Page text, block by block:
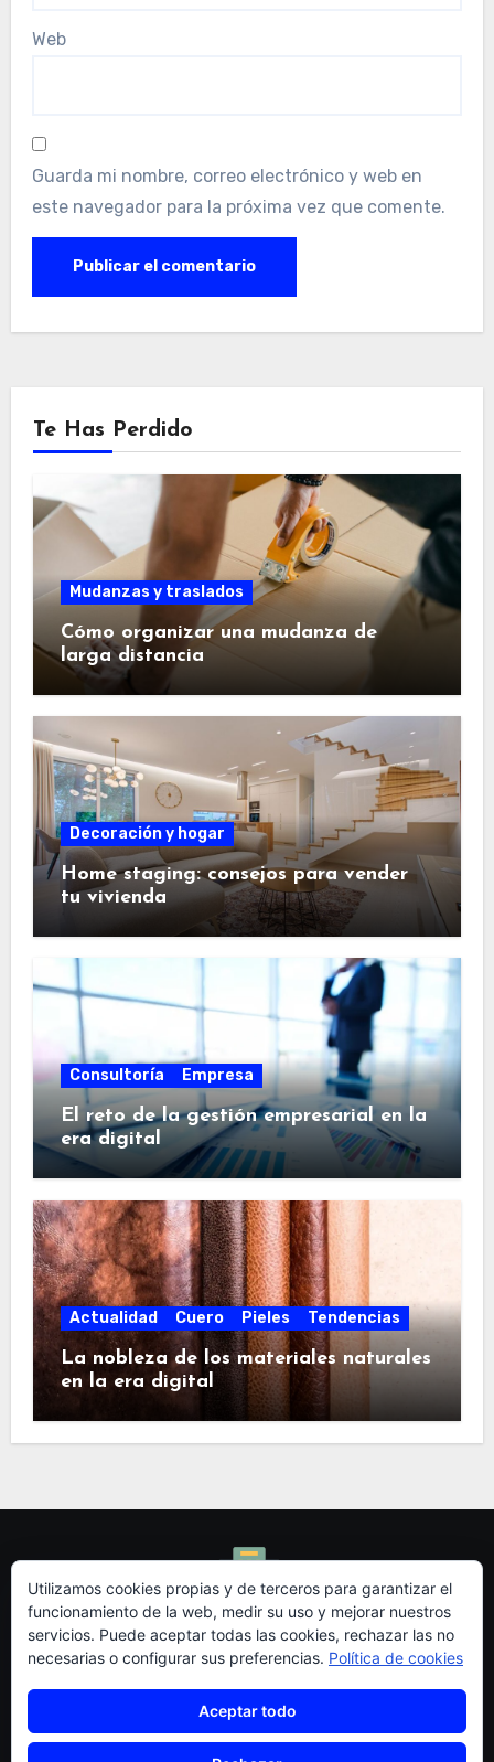
Web
Guarda mi nombre, correo electrónico y web en
este navegador para la próxima vez que comente.
Te Has Perdido
Mudanzas y traslados
Cómo organizar una mudanza de
larga distancia
Decoración y hogar
Home staging: consejos para vender
tu vivienda
Consultoría Empresa
El reto de la gestión empresarial en la
era digital
Actualidad Cuero Pieles Tendencias
La nobleza de los materiales naturales
en la era digital
Redidi - Blog de
Emprendedores I+D
Utilizamos cookies propias y de terceros para garantizar el
funcionamiento de la web, medir su uso y mejorar nuestros
servicios. Puede aceptar todas las cookies, rechazar las no
necesarias o configurar sus preferencias. Política de cookies
Aceptar todo